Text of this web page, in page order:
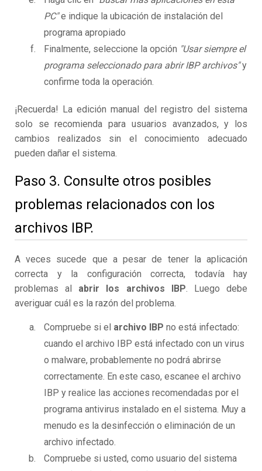
PC"e indique la ubicación de instalación del
programa apropiado
Finalmente, seleccione la opción "Usar siempre el
programa seleccionado para abrir IBP archivos"y
confirme toda la operación.
¡Recuerda! La edición manual del registro del sistema
solo se recomienda para usuarios avanzados, y los
cambios realizados sin el conocimiento adecuado
pueden dañar el sistema.
Paso 3. Consulte otros posibles
problemas relacionados con los
archivos IBP.
A veces sucede que a pesar de tener la aplicación
correcta y la configuración correcta, todavía hay
problemas al abrir los archivos IBP. Luego debe
averiguar cuál es la razón del problema.
Compruebe si el archivo IBP no está infectado:
cuando el archivo IBP está infectado con un virus
o malware, probablemente no podrá abrirse
correctamente. En este caso, escanee el archivo
IBP y realice las acciones recomendadas por el
programa antivirus instalado en el sistema. Muy a
menudo es la desinfección o eliminación de un
archivo infectado.
Compruebe si usted, como usuario del sistema